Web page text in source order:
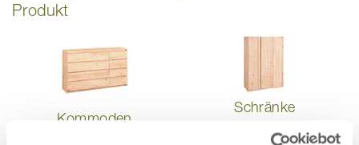
Produkt
Kommoden
Schränke